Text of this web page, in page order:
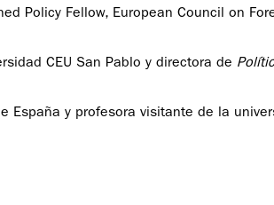
Policy Fellow, European Council on
CEU San Pablo y directora de
España y profesora visitante de la